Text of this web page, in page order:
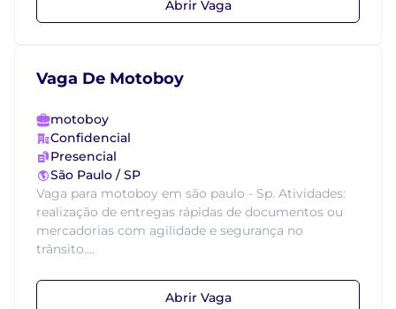
Abrir Vaga
Vaga De Motoboy
motoboy
Confidencial
Presencial
São Paulo / SP
Vaga para motoboy em são paulo - Sp. Atividades:
realização de entregas rápidas de documentos ou
mercadorias com agilidade e segurança no
trânsito....
Abrir Vaga